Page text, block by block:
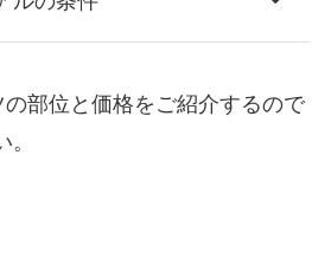
部位と価格をご紹介するので